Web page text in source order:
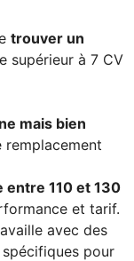
trouver un
supérieur à 7 CV
mais bien
remplacement
entre 110 et 130
et tarif.
avec des
pour